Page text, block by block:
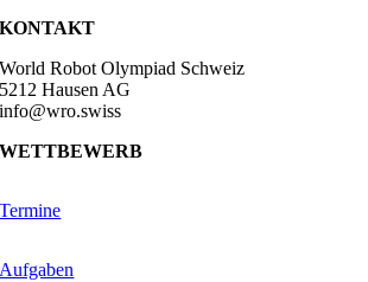
KONTAKT
World Robot Olympiad Schweiz
5212 Hausen AG
info@wro.swiss
WETTBEWERB
Termine
Aufgaben